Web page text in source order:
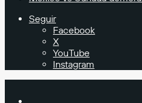
Seguir
Facebook
X
YouTube
Instagram